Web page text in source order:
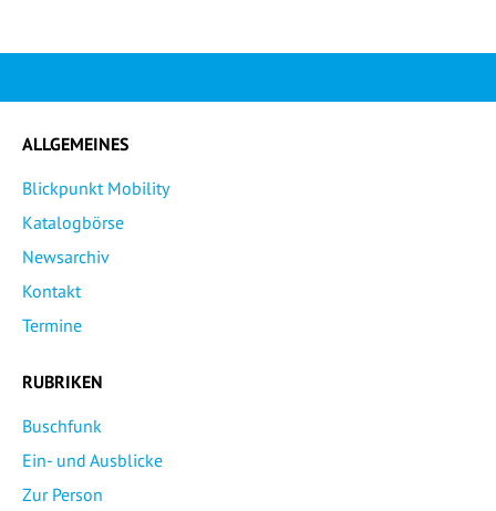
ALLGEMEINES
Blickpunkt Mobility
Katalogbörse
Newsarchiv
Kontakt
Termine
RUBRIKEN
Buschfunk
Ein- und Ausblicke
Zur Person